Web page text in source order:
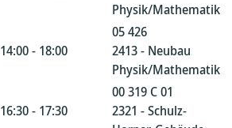
Physik/Mathematik
14:00 - 18:00
05 426
2413 - Neubau
Physik/Mathematik
16:30 - 17:30
00 319 C 01
2321 - Schulz-